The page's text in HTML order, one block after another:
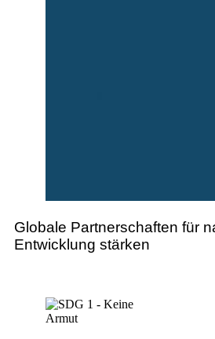
Globale Partnerschaften für
Entwicklung stärken